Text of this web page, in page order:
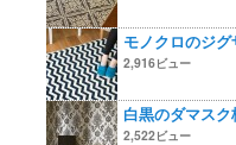
モノクロのジ
2,916ビュー
白黒のダマス
2,522ビュー